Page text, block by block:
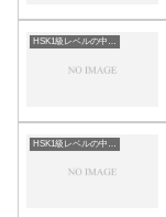
HSK1級レベルの中国語